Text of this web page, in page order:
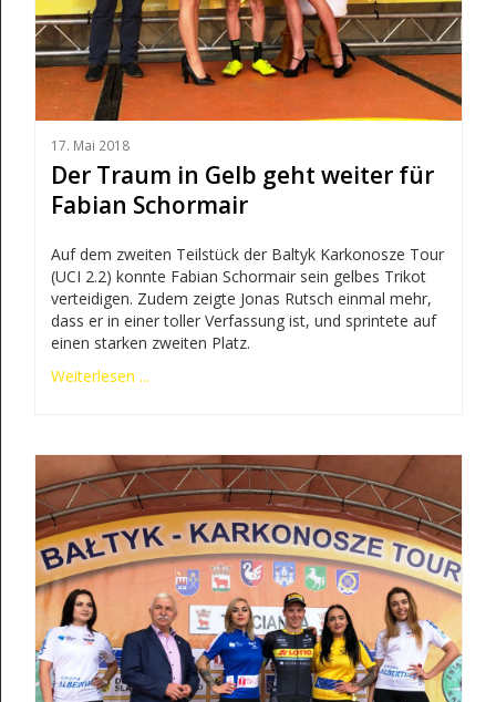
17. Mai 2018
Der Traum in Gelb geht weiter für
Fabian Schormair
Auf dem zweiten Teilstück der Baltyk Karkonosze Tour
(UCI 2.2) konnte Fabian Schormair sein gelbes Trikot
verteidigen. Zudem zeigte Jonas Rutsch einmal mehr,
dass er in einer toller Verfassung ist, und sprintete auf
einen starken zweiten Platz.
Weiterlesen ...